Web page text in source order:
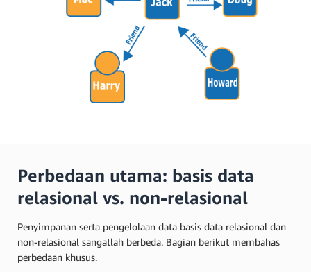
Perbedaan utama: basis data
relasional vs. non-relasional
Penyimpanan serta pengelolaan data basis data relasional dan
non-relasional sangatlah berbeda. Bagian berikut membahas
perbedaan khusus.